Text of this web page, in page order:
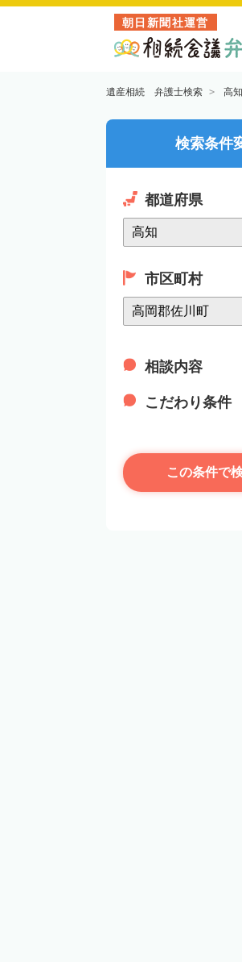
朝日新聞社運営
遺産相続 弁護士検索 高
検索条件
都道府県
市区町村
相談内容
こだわり条件
この条件で